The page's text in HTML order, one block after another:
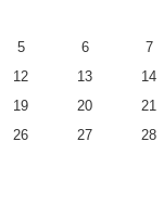
5 6 7
12 13 14
19 20 21
26 27 28